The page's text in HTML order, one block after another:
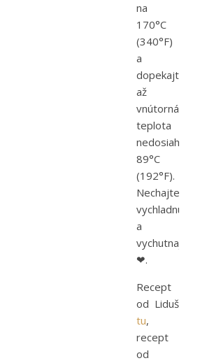
na
170°C
(340°F)
a
dopekajte
až
vnútorná
teplota
nedosiahne
89°C
(192°F).
Nechajte
vychladnúť
a
vychutnajte
❤.
Recept
od Liduš
tu,
recept
od